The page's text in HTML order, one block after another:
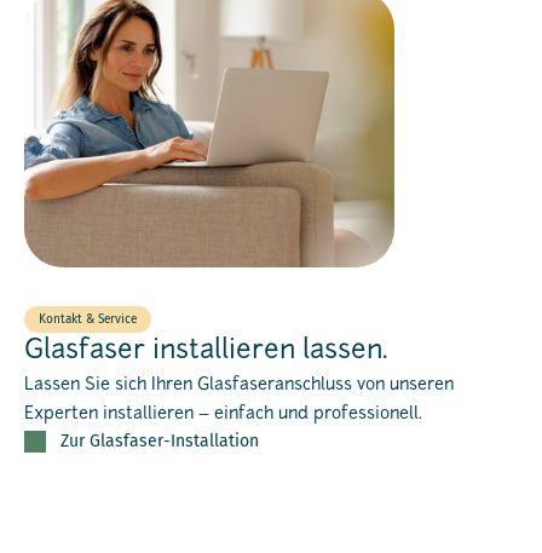
Kontakt & Service
Glasfaser installieren lassen.
Lassen Sie sich Ihren Glasfaseranschluss von unseren
Experten installieren – einfach und professionell.
Zur Glasfaser-Installation